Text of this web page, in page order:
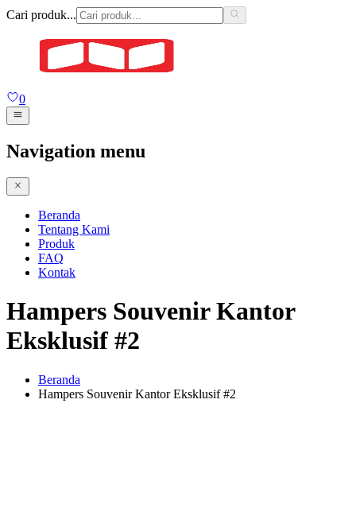
Cari produk...
0
Navigation menu
Beranda
Tentang Kami
Produk
FAQ
Kontak
Hampers Souvenir Kantor
Eksklusif #2
Beranda
Hampers Souvenir Kantor Eksklusif #2